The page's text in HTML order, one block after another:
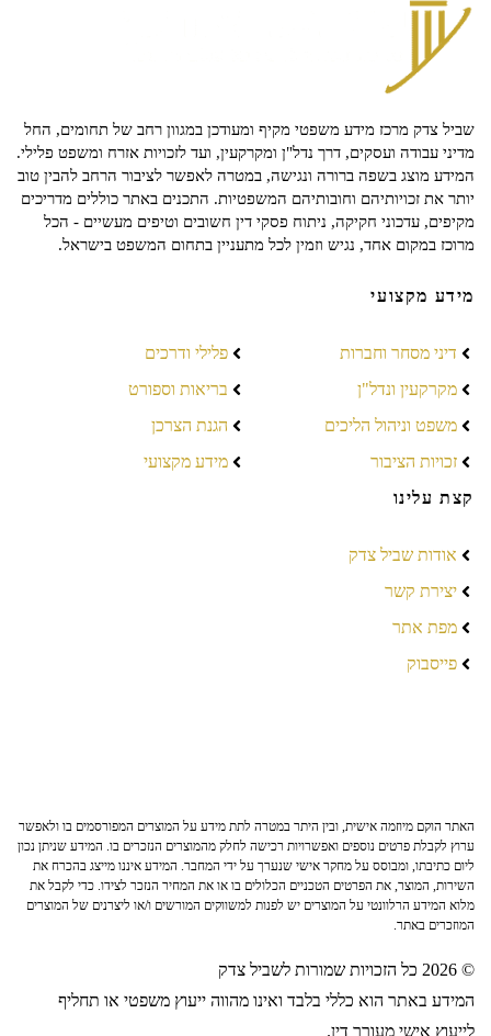
שביל צדק מרכז מידע משפטי מקיף ומעודכן במגוון רחב של תחומים, החל
מדיני עבודה ועסקים, דרך נדל"ן ומקרקעין, ועד לזכויות אזרח ומשפט פלילי.
המידע מוצג בשפה ברורה ונגישה, במטרה לאפשר לציבור הרחב להבין טוב
יותר את זכויותיהם וחובותיהם המשפטיות. התכנים באתר כוללים מדריכים
מקיפים, עדכוני חקיקה, ניתוח פסקי דין חשובים וטיפים מעשיים - הכל
מרוכז במקום אחד, נגיש וזמין לכל מתעניין בתחום המשפט בישראל.
מידע מקצועי
דיני מסחר וחברות
מקרקעין ונדל"ן
משפט וניהול הליכים
זכויות הציבור
פלילי ודרכים
בריאות וספורט
הגנת הצרכן
מידע מקצועי
קצת עלינו
אודות שביל צדק
יצירת קשר
מפת אתר
פייסבוק
האתר הוקם מיוזמה אישית, ובין היתר במטרה לתת מידע על המוצרים המפורסמים בו ולאפשר
ערוץ לקבלת פרטים נוספים ואפשרויות רכישה לחלק מהמוצרים הנזכרים בו. המידע שניתן נכון
ליום כתיבתו, ומבוסס על מחקר אישי שנערך על ידי המחבר. המידע איננו מייצג בהכרח את
השירות, המוצר, את הפרטים הטכניים הכלולים בו או את המחיר הנזכר לצידו. כדי לקבל את
מלוא המידע הרלוונטי על המוצרים יש לפנות למשווקים המורשים ו/או ליצרנים של המוצרים
המוזכרים באתר.
© 2026 כל הזכויות שמורות לשביל צדק
המידע באתר הוא כללי בלבד ואינו מהווה ייעוץ משפטי או תחליף
לייעוץ אישי מעורך דין.